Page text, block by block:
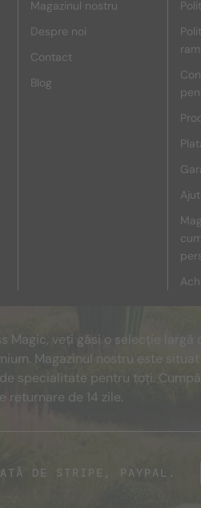
Magazinul nostru
Despre noi
Contact
Blog
Magic, veți găsi o selecție
Magazinul nostru este
specialitate pentru toți.
returnare de 14 zile.
DE STRIPE, PAYPAL.